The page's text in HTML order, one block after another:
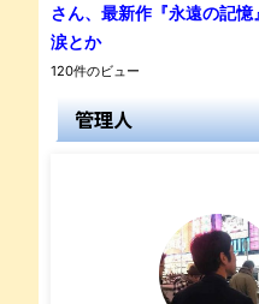
さん、最新作『永遠の記
涙とか
120件のビュー
管理人